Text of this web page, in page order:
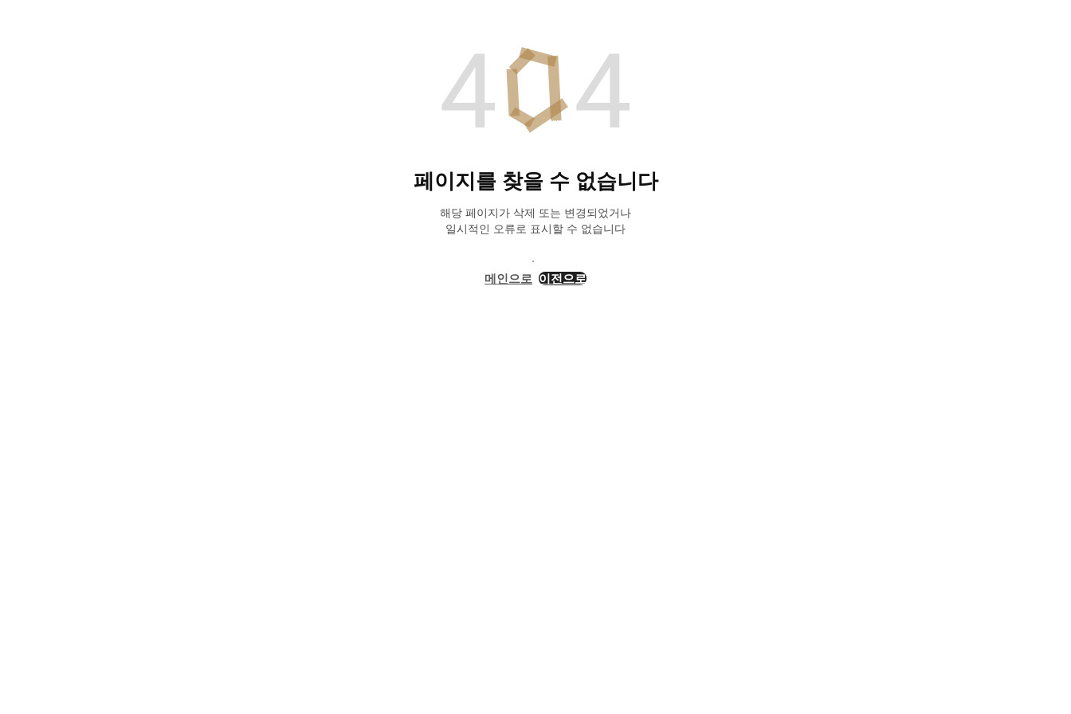
페이지를 찾을 수 없습니다
해당 페이지가 삭제 또는 변경되었거나
일시적인 오류로 표시할 수 없습니다
메인으로 이전으로